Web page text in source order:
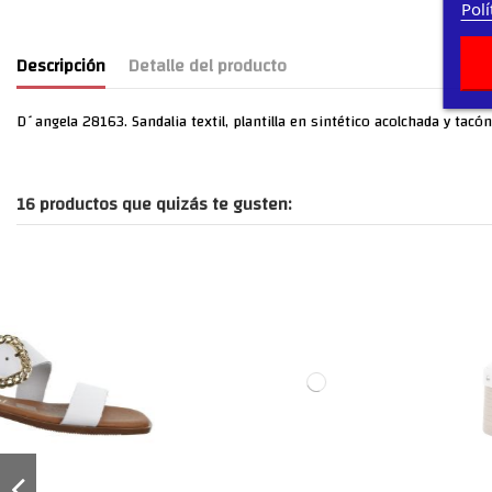
Descripción Detalle del producto
D´angela 28163. Sandalia textil, plantilla en sintético acolchada y
16 productos que quizás te gusten: